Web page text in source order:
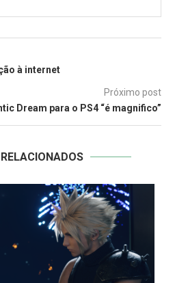
à internet
Próximo post
Dream para o PS4 “é magnifico”